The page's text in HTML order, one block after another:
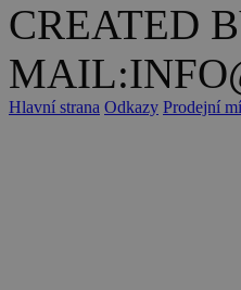
CREATED
Hlavní strana Odkazy Prodejní